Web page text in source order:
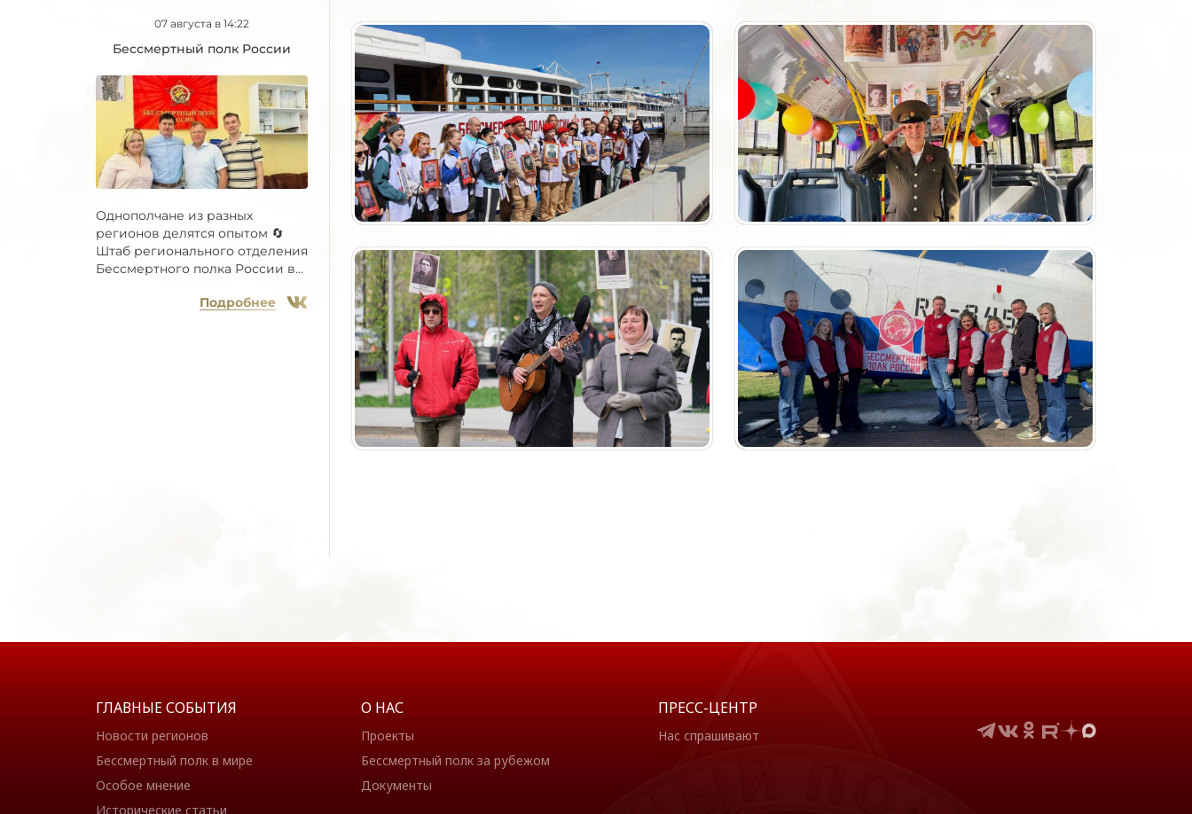
07 августа в 14:22
Бессмертный полк России
Однополчане из разных
регионов делятся опытом 🔄
Штаб регионального отделения
Бессмертного полка России в...
Подробнее
ГЛАВНЫЕ СОБЫТИЯ
Новости регионов
Бессмертный полк в мире
Особое мнение
Исторические статьи
О НАС
Проекты
Бессмертный полк за рубежом
Документы
ПРЕСС-ЦЕНТР
Нас спрашивают